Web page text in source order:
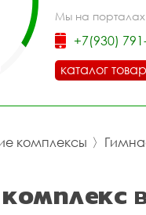
Мы на
+7(930)
каталог
комплексы 〉